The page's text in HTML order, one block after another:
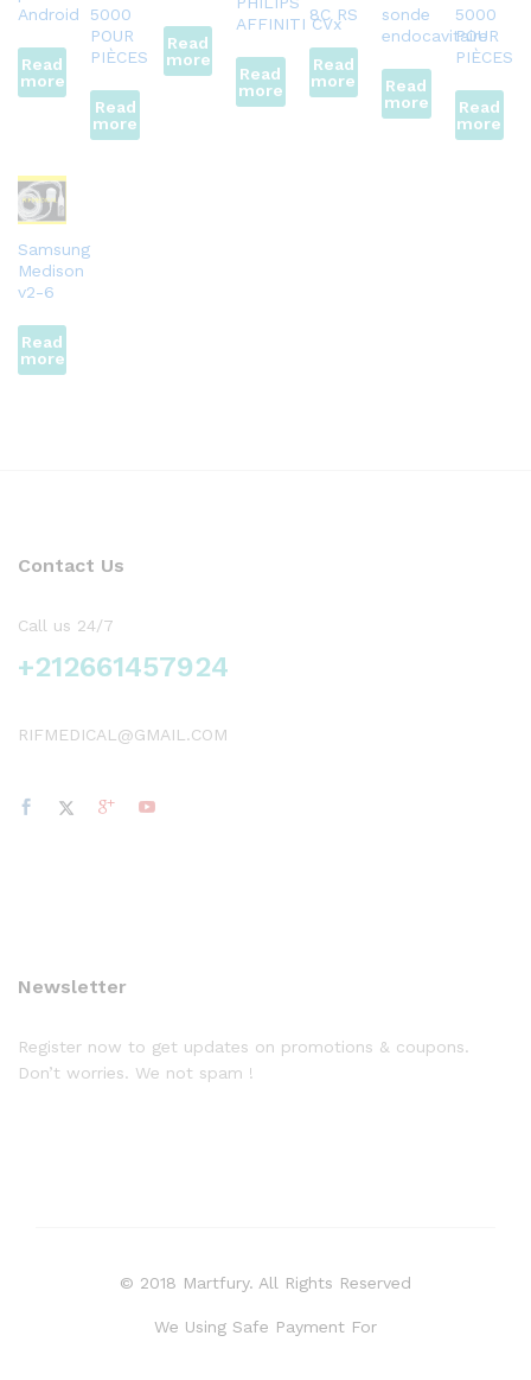
Android
Read
more
5000
POUR
PIÈCES
Read
more
Read
more
AFFINITI CVx
Read
more
8C RS
Read
more
sonde
endocavitaire
Read
more
5000
POUR
PIÈCES
Read
more
Samsung
Medison
v2-6
Read
more
Contact Us
Call us 24/7
+212661457924
RIFMEDICAL@GMAIL.COM
Newsletter
Register now to get updates on promotions & coupons.
Don’t worries. We not spam !
© 2018 Martfury. All Rights Reserved
We Using Safe Payment For